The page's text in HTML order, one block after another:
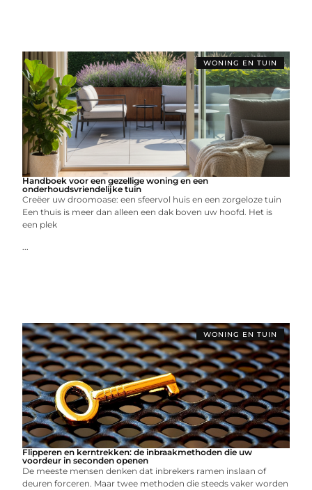
WONING EN TUIN
Handboek voor een gezellige woning en een
onderhoudsvriendelijke tuin
Creëer uw droomoase: een sfeervol huis en een zorgeloze tuin
Een thuis is meer dan alleen een dak boven uw hoofd. Het is
een plek
...
WONING EN TUIN
Flipperen en kerntrekken: de inbraakmethoden die uw
voordeur in seconden openen
De meeste mensen denken dat inbrekers ramen inslaan of
deuren forceren. Maar twee methoden die steeds vaker worden